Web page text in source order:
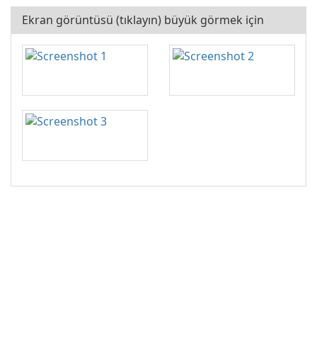
Ekran görüntüsü (tıklayın) büyük görmek için